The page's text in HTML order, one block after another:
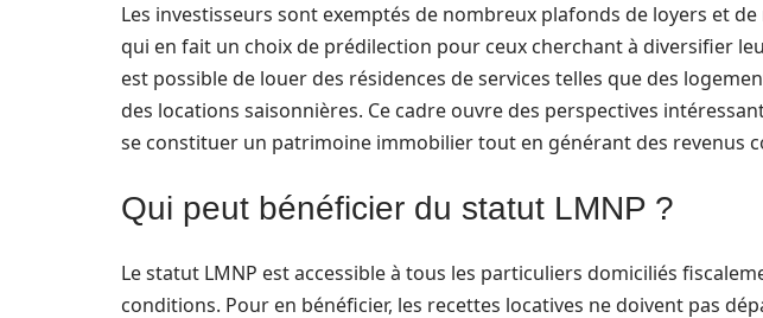
Les investisseurs sont exemptés de nombreux plafonds de loyers et
qui en fait un choix de prédilection pour ceux cherchant à diversifier
est possible de louer des résidences de services telles que des
des locations saisonnières. Ce cadre ouvre des perspectives
se constituer un patrimoine immobilier tout en générant des revenus
Qui peut bénéficier du statut LMNP ?
Le statut LMNP est accessible à tous les particuliers domiciliés
conditions. Pour en bénéficier, les recettes locatives ne doivent pas